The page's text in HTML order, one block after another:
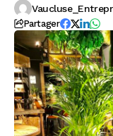
Partager